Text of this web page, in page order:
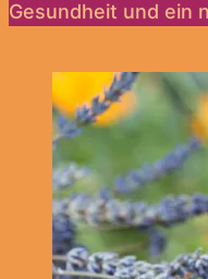
Gesundheit und ein